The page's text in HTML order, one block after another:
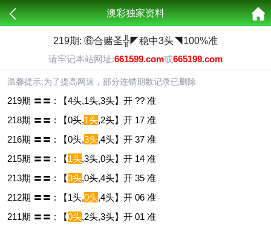
澳彩独家资料
219期: ⑥合赌圣╬◤稳中3头◥100%准
请牢记本站网址:661599.com或665199.com
温馨提示:为了提高网速，部分连错期数记录已删除
219期 〓〓 : 【4头,1头,3头】开 ?? 准
218期 〓〓 : 【0头,1头,2头】开 17 准
216期 〓〓 : 【0头,3头,4头】开 37 准
215期 〓〓 : 【1头,3头,0头】开 14 准
213期 〓〓 : 【3头,0头,4头】开 35 准
212期 〓〓 : 【1头,0头,4头】开 06 准
211期 〓〓 : 【0头,2头,3头】开 01 准